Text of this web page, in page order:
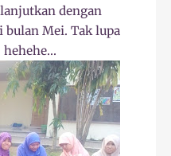
dengan
bulan Mei. Tak lupa